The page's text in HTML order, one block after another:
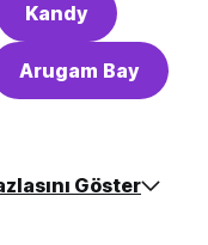
Kandy
Arugam Bay
Göster